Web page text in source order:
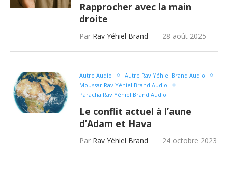
Rapprocher avec la main
droite
Par Rav Yéhiel Brand 28 août 2025
Autre Audio
Autre Rav Yéhiel Brand Audio
Moussar Rav Yéhiel Brand Audio
Paracha Rav Yéhiel Brand Audio
Le conflit actuel à l’aune
d’Adam et Hava
Par Rav Yéhiel Brand 24 octobre 2023